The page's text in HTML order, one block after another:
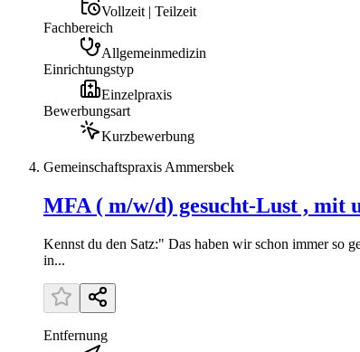
Vollzeit | Teilzeit
Fachbereich
Allgemeinmedizin
Einrichtungstyp
Einzelpraxis
Bewerbungsart
Kurzbewerbung
Gemeinschaftspraxis Ammersbek
MFA ( m/w/d) gesucht-Lust , mit
Kennst du den Satz:" Das haben wir schon immer so
in...
Entfernung